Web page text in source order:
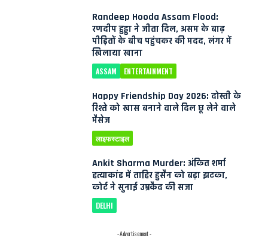
Randeep Hooda Assam Flood:
रणदीप हुड्डा ने जीता दिल, असम के बाढ़
पीड़ितों के बीच पहुंचकर की मदद, लंगर में
खिलाया खाना
ASSAM ENTERTAINMENT
Happy Friendship Day 2026: दोस्ती के
रिश्ते को खास बनाने वाले दिल छू लेने वाले
मैसेज
लाइफस्टाइल
Ankit Sharma Murder: अंकित शर्मा
हत्याकांड में ताहिर हुसैन को बड़ा झटका,
कोर्ट ने सुनाई उम्रकैद की सजा
DELHI
- Advertisement -